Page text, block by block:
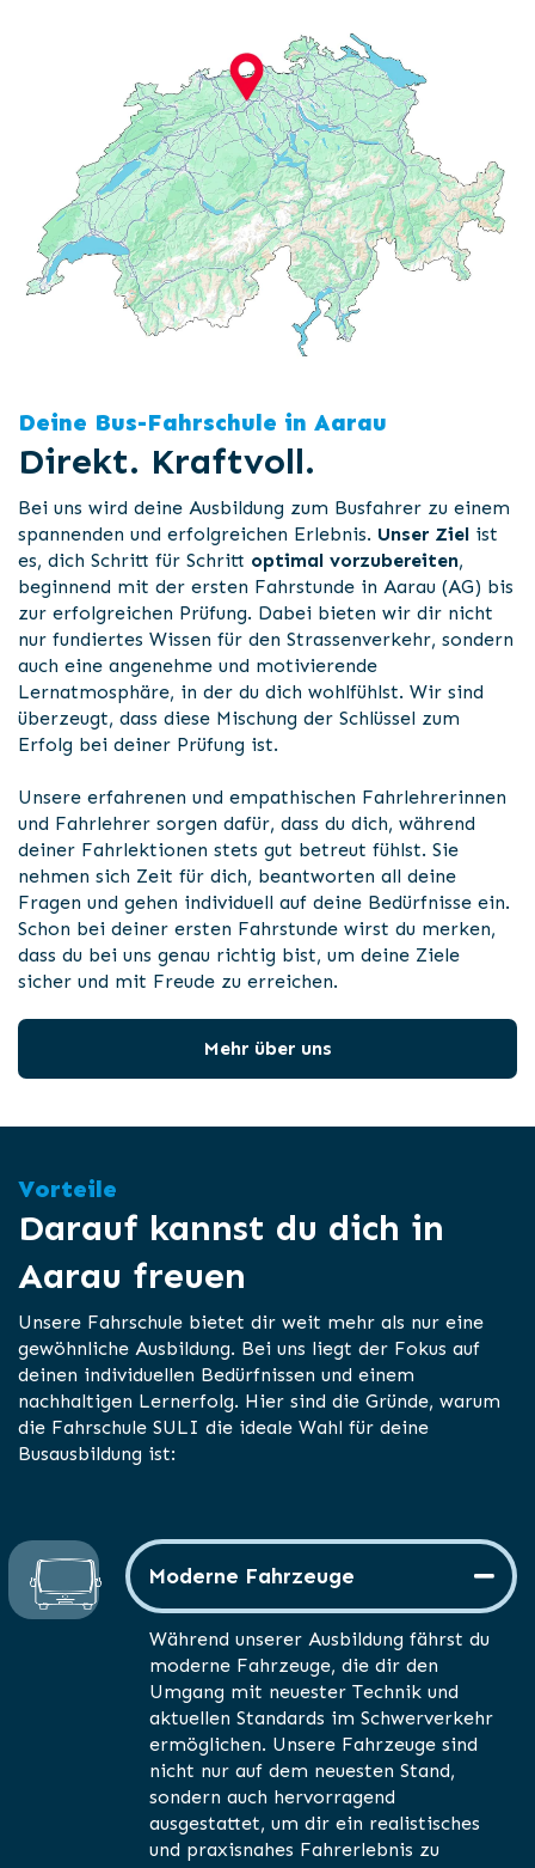
Deine Bus-Fahrschule in Aarau
Direkt. Kraftvoll.
Bei uns wird deine Ausbildung zum Busfahrer zu einem
spannenden und erfolgreichen Erlebnis. Unser Ziel ist
es, dich Schritt für Schritt optimal vorzubereiten,
beginnend mit der ersten Fahrstunde in Aarau (AG) bis
zur erfolgreichen Prüfung. Dabei bieten wir dir nicht
nur fundiertes Wissen für den Strassenverkehr, sondern
auch eine angenehme und motivierende
Lernatmosphäre, in der du dich wohlfühlst. Wir sind
überzeugt, dass diese Mischung der Schlüssel zum
Erfolg bei deiner Prüfung ist.
Unsere erfahrenen und empathischen Fahrlehrerinnen
und Fahrlehrer sorgen dafür, dass du dich, während
deiner Fahrlektionen stets gut betreut fühlst. Sie
nehmen sich Zeit für dich, beantworten all deine
Fragen und gehen individuell auf deine Bedürfnisse ein.
Schon bei deiner ersten Fahrstunde wirst du merken,
dass du bei uns genau richtig bist, um deine Ziele
sicher und mit Freude zu erreichen.
Mehr über uns
Vorteile
Darauf kannst du dich in
Aarau freuen
Unsere Fahrschule bietet dir weit mehr als nur eine
gewöhnliche Ausbildung. Bei uns liegt der Fokus auf
deinen individuellen Bedürfnissen und einem
nachhaltigen Lernerfolg. Hier sind die Gründe, warum
die Fahrschule SULI die ideale Wahl für deine
Busausbildung ist:
Moderne Fahrzeuge
Während unserer Ausbildung fährst du
moderne Fahrzeuge, die dir den
Umgang mit neuester Technik und
aktuellen Standards im Schwerverkehr
ermöglichen. Unsere Fahrzeuge sind
nicht nur auf dem neuesten Stand,
sondern auch hervorragend
ausgestattet, um dir ein realistisches
und praxisnahes Fahrerlebnis zu